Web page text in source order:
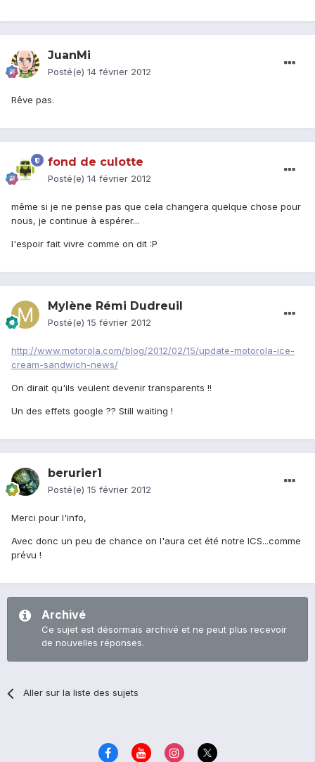
JuanMi
Posté(e) 14 février 2012
Rêve pas.
fond de culotte
Posté(e) 14 février 2012
même si je ne pense pas que cela changera quelque chose pour
nous, je continue à espérer...
l'espoir fait vivre comme on dit :P
Mylène Rémi Dudreuil
Posté(e) 15 février 2012
http://www.motorola.com/blog/2012/02/15/update-motorola-ice-
cream-sandwich-news/
On dirait qu'ils veulent devenir transparents !!
Un des effets google ?? Still waiting !
berurier1
Posté(e) 15 février 2012
Merci pour l'info,
Avec donc un peu de chance on l'aura cet été notre ICS...comme
prévu !
Archivé
Ce sujet est désormais archivé et ne peut plus recevoir
de nouvelles réponses.
Aller sur la liste des sujets